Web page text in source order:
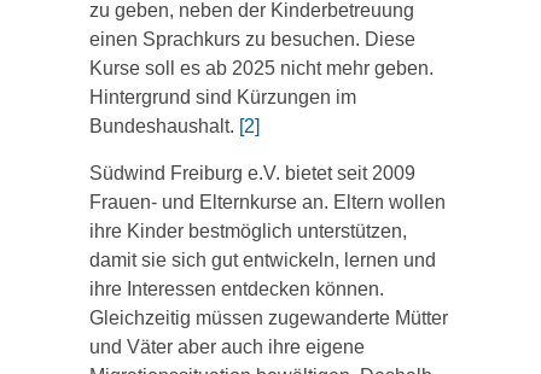
zu geben, neben der Kinderbetreuung
einen Sprachkurs zu besuchen. Diese
Kurse soll es ab 2025 nicht mehr geben.
Hintergrund sind Kürzungen im
Bundeshaushalt. [2]
Südwind Freiburg e.V. bietet seit 2009
Frauen- und Elternkurse an. Eltern wollen
ihre Kinder bestmöglich unterstützen,
damit sie sich gut entwickeln, lernen und
ihre Interessen entdecken können.
Gleichzeitig müssen zugewanderte Mütter
und Väter aber auch ihre eigene